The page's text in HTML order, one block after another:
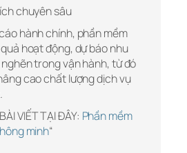
chuyên sâu
hành chính, phần mềm
hoạt động, dự báo nhu
trong vận hành, từ đó
cao chất lượng dịch vụ
VIẾT TẠI ĐÂY: Phần mềm
minh“